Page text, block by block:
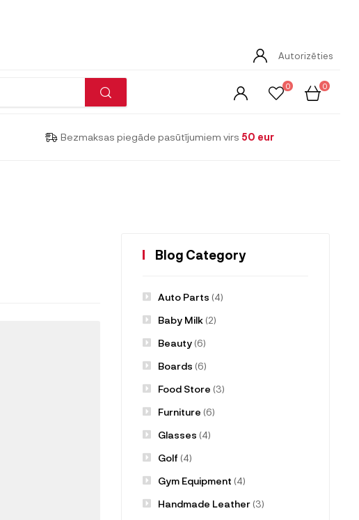
Autorizēties
0 0
Bezmaksas piegāde pasūtījumiem virs 50 eur
Blog Category
Auto Parts (4)
Baby Milk(2)
Beauty(6)
Boards (6)
Food Store (3)
Furniture (6)
Glasses (4)
Golf (4)
Gym Equipment (4)
Handmade Leather(3)